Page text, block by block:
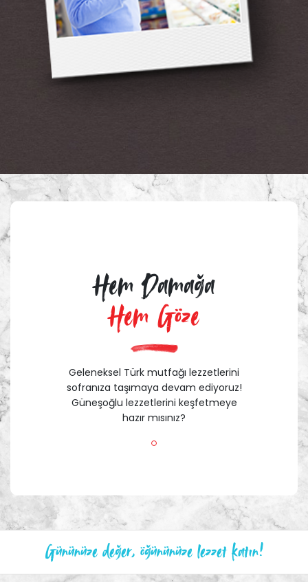
Hem Damağa
Hem Göze
Geleneksel Türk mutfağı lezzetlerini
sofranıza taşımaya devam ediyoruz!
Güneşoğlu lezzetlerini keşfetmeye
hazır mısınız?
Gününüze değer, öğününüze lezzet katın!